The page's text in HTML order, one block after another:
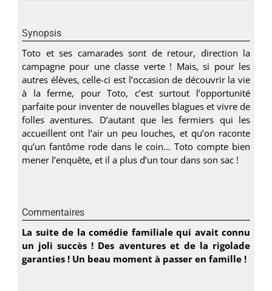
Synopsis
Toto et ses camarades sont de retour, direction la
campagne pour une classe verte ! Mais, si pour les
autres élèves, celle-ci est l’occasion de découvrir la vie
à la ferme, pour Toto, c’est surtout l’opportunité
parfaite pour inventer de nouvelles blagues et vivre de
folles aventures. D’autant que les fermiers qui les
accueillent ont l’air un peu louches, et qu’on raconte
qu’un fantôme rode dans le coin… Toto compte bien
mener l’enquête, et il a plus d’un tour dans son sac !
Commentaires
La suite de la comédie familiale qui avait connu
un joli succès ! Des aventures et de la rigolade
garanties ! Un beau moment à passer en famille !